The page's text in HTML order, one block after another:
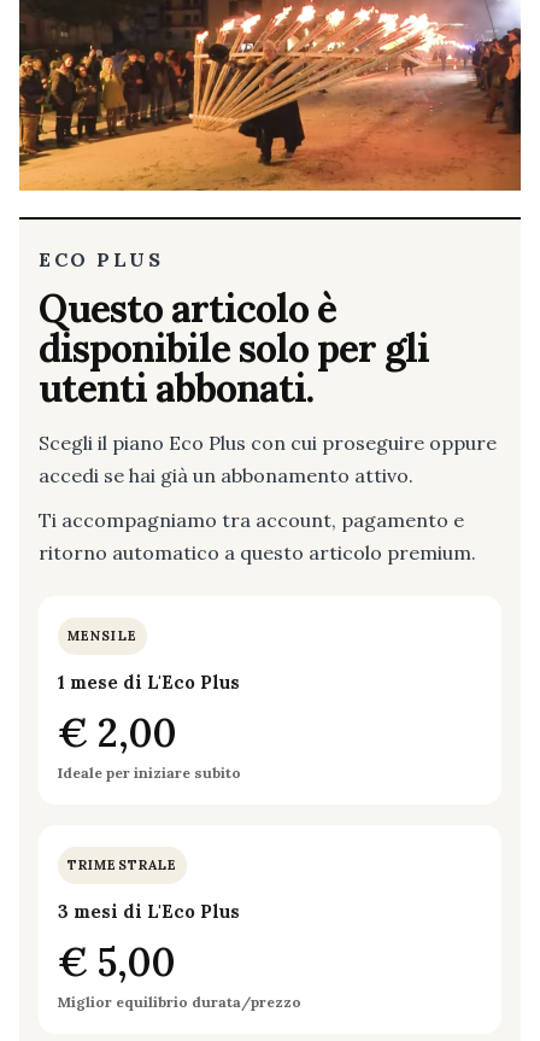
ECO PLUS
Questo articolo è
disponibile solo per gli
utenti abbonati.
Scegli il piano Eco Plus con cui proseguire oppure
accedi se hai già un abbonamento attivo.
Ti accompagniamo tra account, pagamento e
ritorno automatico a questo articolo premium.
MENSILE
1 mese di L'Eco Plus
€ 2,00
Ideale per iniziare subito
TRIMESTRALE
3 mesi di L'Eco Plus
€ 5,00
Miglior equilibrio durata/prezzo